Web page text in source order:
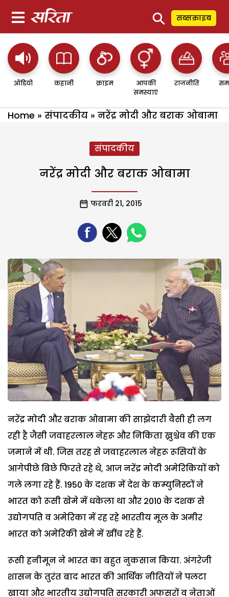
⚲ सब्सक्राइब
ऑडियो कहानी क्राइम
आपकी
समस्याएं
राजनीति
Home » संपादकीय » नरेंद्र मोदी और बराक ओबामा
संपादकीय
नरेंद्र मोदी और बराक ओबामा
फरवरी 21, 2015
नरेंद्र मोदी और बराक ओबामा की साझेदारी वैसी ही लग
रही है जैसी जवाहरलाल नेहरू और निकिता ख्रुश्चेव की एक
जमाने में थी. जिस तरह से जवाहरलाल नेहरू रूसियों के
आगेपीछे बिछे फिरते रहे थे, आज नरेंद्र मोदी अमेरिकियों को
गले लगा रहे हैं. 1950 के दशक में देश के कम्युनिस्टों ने
भारत को रूसी खेमे में धकेला था और 2010 के दशक से
उद्योगपति व अमेरिका में रह रहे भारतीय मूल के अमीर
भारत को अमेरिकी खेमे में खींच रहे हैं.
रूसी हनीमून ने भारत का बहुत नुकसान किया. अंगरेजी
शासन के तुरंत बाद भारत की आर्थिक नीतियों ने पलटा
खाया और भारतीय उद्योगपति सरकारी अफसरों व नेताओं